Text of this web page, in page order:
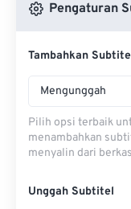
Pengaturan
Tambahkan
Mengunggah
Pilih opsi terbaik
menambahkan
menyalin dari
Unggah Subtitel